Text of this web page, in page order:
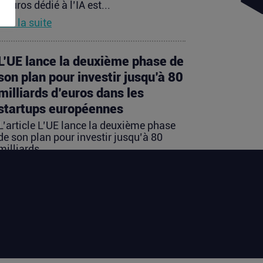
d’euros dédié à l’IA est...
Lire la suite
lance la deuxième phase de
plan pour investir jusqu’à 80
d’euros dans les
européennes
L’UE lance la deuxième phase
son plan pour investir jusqu’à 80